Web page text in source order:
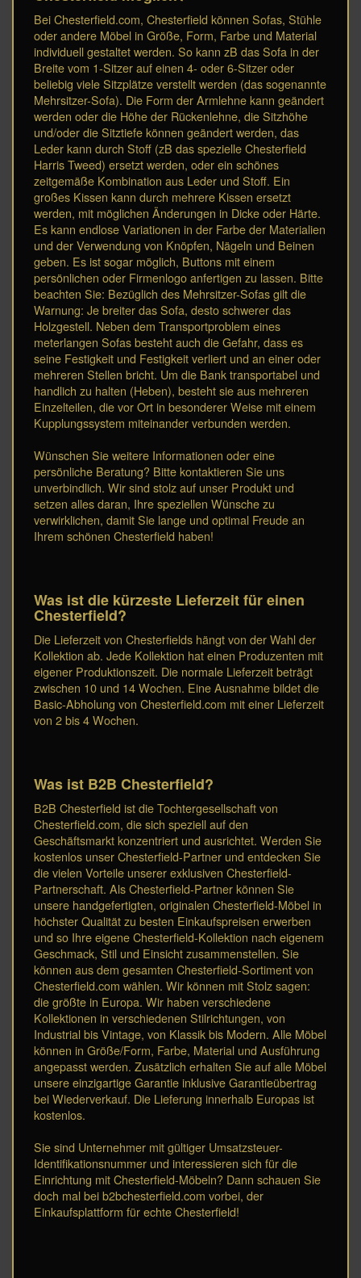
Bei Chesterfield.com, Chesterfield können Sofas, Stühle
oder andere Möbel in Größe, Form, Farbe und Material
individuell gestaltet werden. So kann zB das Sofa in der
Breite vom 1-Sitzer auf einen 4- oder 6-Sitzer oder
beliebig viele Sitzplätze verstellt werden (das sogenannte
Mehrsitzer-Sofa). Die Form der Armlehne kann geändert
werden oder die Höhe der Rückenlehne, die Sitzhöhe
und/oder die Sitztiefe können geändert werden, das
Leder kann durch Stoff (zB das spezielle Chesterfield
Harris Tweed) ersetzt werden, oder ein schönes
zeitgemäße Kombination aus Leder und Stoff. Ein
großes Kissen kann durch mehrere Kissen ersetzt
werden, mit möglichen Änderungen in Dicke oder Härte.
Es kann endlose Variationen in der Farbe der Materialien
und der Verwendung von Knöpfen, Nägeln und Beinen
geben. Es ist sogar möglich, Buttons mit einem
persönlichen oder Firmenlogo anfertigen zu lassen. Bitte
beachten Sie: Bezüglich des Mehrsitzer-Sofas gilt die
Warnung: Je breiter das Sofa, desto schwerer das
Holzgestell. Neben dem Transportproblem eines
meterlangen Sofas besteht auch die Gefahr, dass es
seine Festigkeit und Festigkeit verliert und an einer oder
mehreren Stellen bricht. Um die Bank transportabel und
handlich zu halten (Heben), besteht sie aus mehreren
Einzelteilen, die vor Ort in besonderer Weise mit einem
Kupplungssystem miteinander verbunden werden.
Wünschen Sie weitere Informationen oder eine
persönliche Beratung? Bitte kontaktieren Sie uns
unverbindlich. Wir sind stolz auf unser Produkt und
setzen alles daran, Ihre speziellen Wünsche zu
verwirklichen, damit Sie lange und optimal Freude an
Ihrem schönen Chesterfield haben!
Was ist die kürzeste Lieferzeit für einen
Chesterfield?
Die Lieferzeit von Chesterfields hängt von der Wahl der
Kollektion ab. Jede Kollektion hat einen Produzenten mit
eigener Produktionszeit. Die normale Lieferzeit beträgt
zwischen 10 und 14 Wochen. Eine Ausnahme bildet die
Basic-Abholung von Chesterfield.com mit einer Lieferzeit
von 2 bis 4 Wochen.
Was ist B2B Chesterfield?
B2B Chesterfield ist die Tochtergesellschaft von
Chesterfield.com, die sich speziell auf den
Geschäftsmarkt konzentriert und ausrichtet. Werden Sie
kostenlos unser Chesterfield-Partner und entdecken Sie
die vielen Vorteile unserer exklusiven Chesterfield-
Partnerschaft. Als Chesterfield-Partner können Sie
unsere handgefertigten, originalen Chesterfield-Möbel in
höchster Qualität zu besten Einkaufspreisen erwerben
und so Ihre eigene Chesterfield-Kollektion nach eigenem
Geschmack, Stil und Einsicht zusammenstellen. Sie
können aus dem gesamten Chesterfield-Sortiment von
Chesterfield.com wählen. Wir können mit Stolz sagen:
die größte in Europa. Wir haben verschiedene
Kollektionen in verschiedenen Stilrichtungen, von
Industrial bis Vintage, von Klassik bis Modern. Alle Möbel
können in Größe/Form, Farbe, Material und Ausführung
angepasst werden. Zusätzlich erhalten Sie auf alle Möbel
unsere einzigartige Garantie inklusive Garantieübertrag
bei Wiederverkauf. Die Lieferung innerhalb Europas ist
kostenlos.
Sie sind Unternehmer mit gültiger Umsatzsteuer-
Identifikationsnummer und interessieren sich für die
Einrichtung mit Chesterfield-Möbeln? Dann schauen Sie
doch mal bei b2bchesterfield.com vorbei, der
Einkaufsplattform für echte Chesterfield!